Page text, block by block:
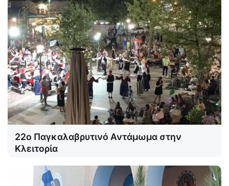
22ο Παγκαλαβρυτινό Αντάμωμα στην
Κλειτορία